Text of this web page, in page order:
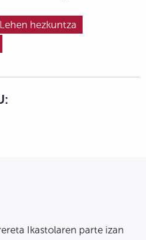
Lehen hezkuntza
Ikastolaren parte izan